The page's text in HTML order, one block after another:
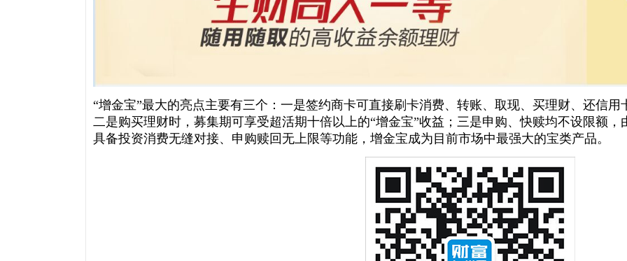
“增金宝”最大的亮点主要有三个：一是签约商卡可直接刷卡消费、转账、取现、买理财、还信
二是购买理财时，募集期可享受超活期十倍以上的“增金宝”收益；三是申购、快赎均不设限额
具备投资消费无缝对接、申购赎回无上限等功能，增金宝成为目前市场中最强大的宝类产品。